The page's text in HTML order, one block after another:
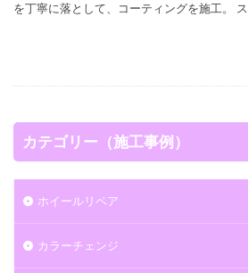
を丁寧に落として、コーティングを施工。
カテゴリー（施工事例）
ホイールリペア
カラーチェンジ